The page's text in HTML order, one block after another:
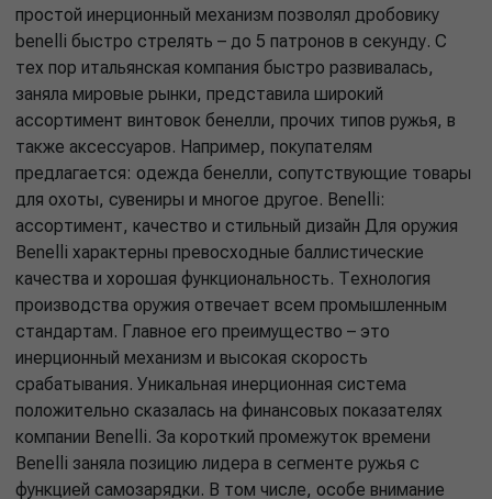
простой инерционный механизм позволял дробовику
benelli быстро стрелять – до 5 патронов в секунду. С
тех пор итальянская компания быстро развивалась,
заняла мировые рынки, представила широкий
ассортимент винтовок бенелли, прочих типов ружья, в
также аксессуаров. Например, покупателям
предлагается: одежда бенелли, сопутствующие товары
для охоты, сувениры и многое другое. Benelli:
ассортимент, качество и стильный дизайн Для оружия
Benelli характерны превосходные баллистические
качества и хорошая функциональность. Технология
производства оружия отвечает всем промышленным
стандартам. Главное его преимущество – это
инерционный механизм и высокая скорость
срабатывания. Уникальная инерционная система
положительно сказалась на финансовых показателях
компании Benelli. За короткий промежуток времени
Benelli заняла позицию лидера в сегменте ружья с
функцией самозарядки. В том числе, особе внимание